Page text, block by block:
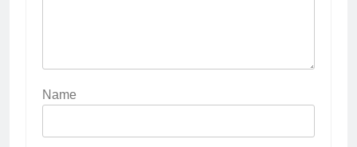
Name